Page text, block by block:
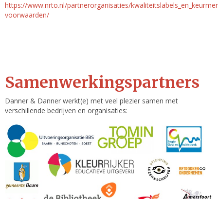
https://www.nrto.nl/partnerorganisaties/
voorwaarden/
Samenwerkingspartners
Danner & Danner werkt(e) met veel plezier samen met
verschillende bedrijven en organisaties: